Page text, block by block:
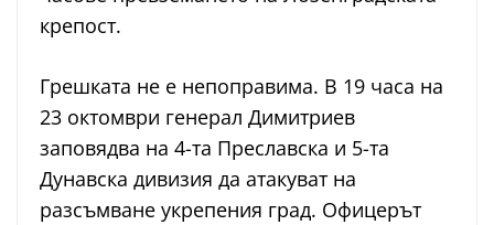
крепост.
Грешката не е непоправима. В 19 часа на
23 октомври генерал Димитриев
заповядва на 4-та Преславска и 5-та
Дунавска дивизия да атакуват на
разсъмване укрепения град. Офицерът